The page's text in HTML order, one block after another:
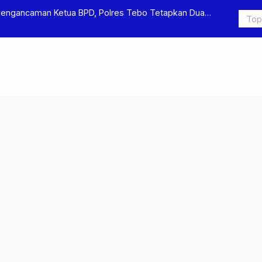
Dua
Polres Tebo Ungkap Kasus Pengeroyokan dan